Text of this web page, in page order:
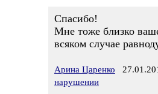
Спасибо!
Мне тоже близко
всяком случае
Арина Царенко
нарушении